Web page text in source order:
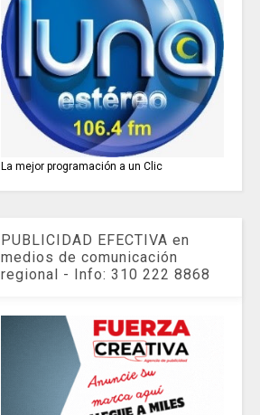
La mejor programación a un Clic
PUBLICIDAD EFECTIVA en
medios de comunicación
regional - Info: 310 222 8868